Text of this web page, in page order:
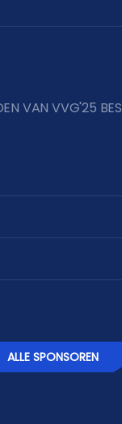
VAN VVG'25
ALLE SPONSOREN